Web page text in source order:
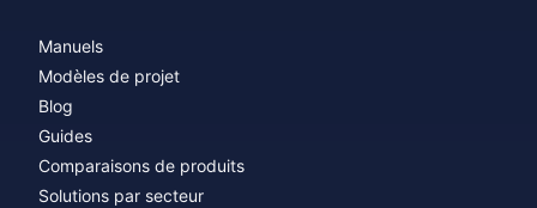
Manuels
Modèles de projet
Blog
Guides
Comparaisons de produits
Solutions par secteur